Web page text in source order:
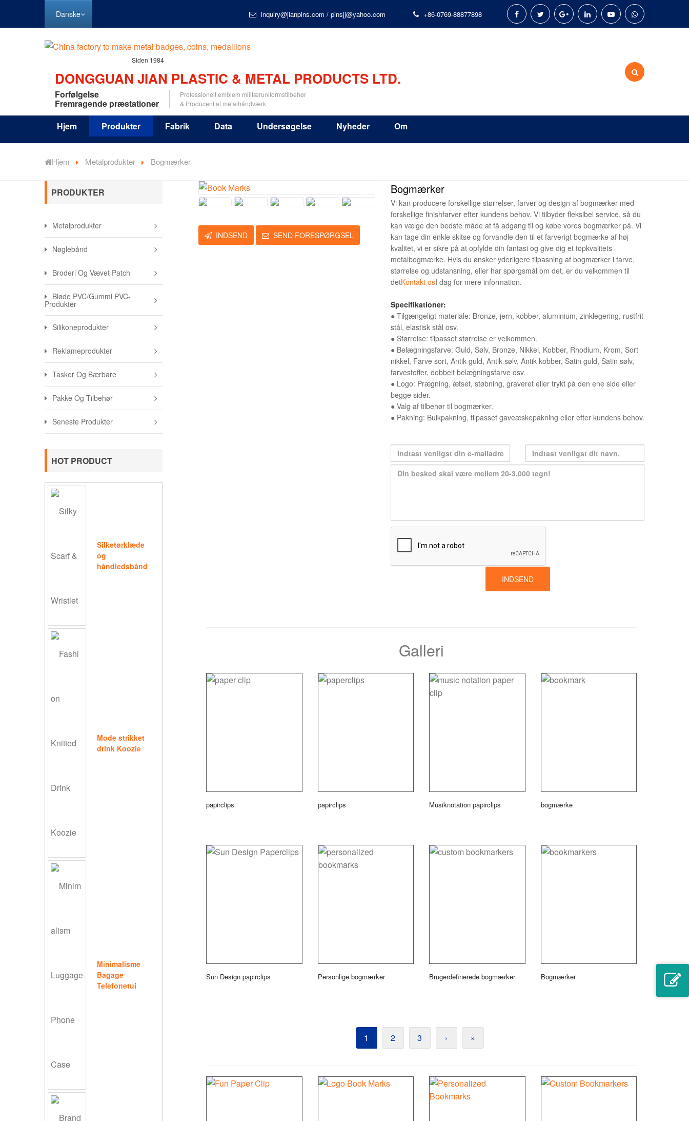
Danske inquiry@jianpins.com / pinsjj@yahoo.com +86-0769-88877898
Siden 1984
DONGGUAN JIAN PLASTIC & METAL PRODUCTS LTD.
Forfølgelse
Fremragende præstationer
Professionelt emblem militæruniformstilbehør
& Producent af metalhåndværk
Hjem Produkter Fabrik Data Undersøgelse Nyheder Om
Hjem Metalprodukter Bogmærker
PRODUKTER
Metalprodukter
Nøglebånd
Broderi Og Vævet Patch
Bløde PVC/gummi PVC-
Produkter
Silikoneprodukter
Reklameprodukter
Tasker Og Bærbare
Pakke Og Tilbehør
Seneste Produkter
HOT PRODUCT
Silketørklæde
og
håndledsbånd
Mode strikket
drink Koozie
Minimalisme
Bagage
Telefonetui
INDSEND SEND FORESPØRGSEL
Bogmærker
Vi kan producere forskellige størrelser, farver og design af bogmærker med
forskellige finishfarver efter kundens behov. Vi tilbyder fleksibel service, så du
kan vælge den bedste måde at få adgang til og købe vores bogmærker på. Vi
kan tage din enkle skitse og forvandle den til et farverigt bogmærke af høj
kvalitet, vi er sikre på at opfylde din fantasi og give dig et topkvalitets
metalbogmærke. Hvis du ønsker yderligere tilpasning af bogmærker i farve,
størrelse og udstansning, eller har spørgsmål om det, er du velkommen til
detKontakt osI dag for mere information.
Specifikationer:
● Tilgængeligt materiale: Bronze, jern, kobber, aluminium, zinklegering, rustfrit
stål, elastisk stål osv.
● Størrelse: tilpasset størrelse er velkommen.
● Belægningsfarve: Guld, Sølv, Bronze, Nikkel, Kobber, Rhodium, Krom, Sort
nikkel, Farve sort, Antik guld, Antik sølv, Antik kobber, Satin guld, Satin sølv,
farvestoffer, dobbelt belægningsfarve osv.
● Logo: Prægning, ætset, støbning, graveret eller trykt på den ene side eller
begge sider.
● Valg af tilbehør til bogmærker.
● Pakning: Bulkpakning, tilpasset gaveæskepakning eller efter kundens behov.
INDSEND
Galleri
papirclips papirclips Musiknotation papirclips bogmærke
Sun Design papirclips Personlige bogmærker Brugerdefinerede bogmærker Bogmærker
1 2 3 › »